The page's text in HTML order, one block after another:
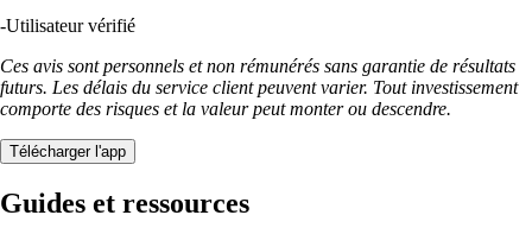
-Utilisateur vérifié
Ces avis sont personnels et non rémunérés sans garantie de résultats
futurs. Les délais du service client peuvent varier. Tout investissement
comporte des risques et la valeur peut monter ou descendre.
Télécharger l'app
Guides et ressources